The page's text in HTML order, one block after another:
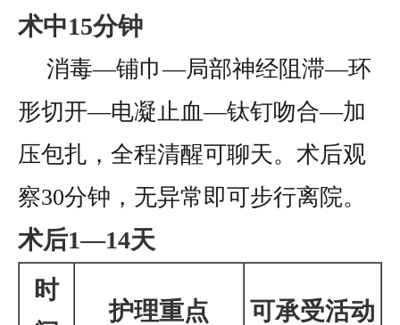
术中15分钟
消毒—铺巾—局部神经阻滞—环
形切开—电凝止血—钛钉吻合—加
压包扎，全程清醒可聊天。术后观
察30分钟，无异常即可步行离院。
术后1—14天
时
护理重点 可承受活动